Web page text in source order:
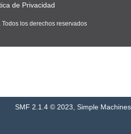
de Privacidad
los derechos reservados
SMF 2.1.4 © 2023 Simple Machines